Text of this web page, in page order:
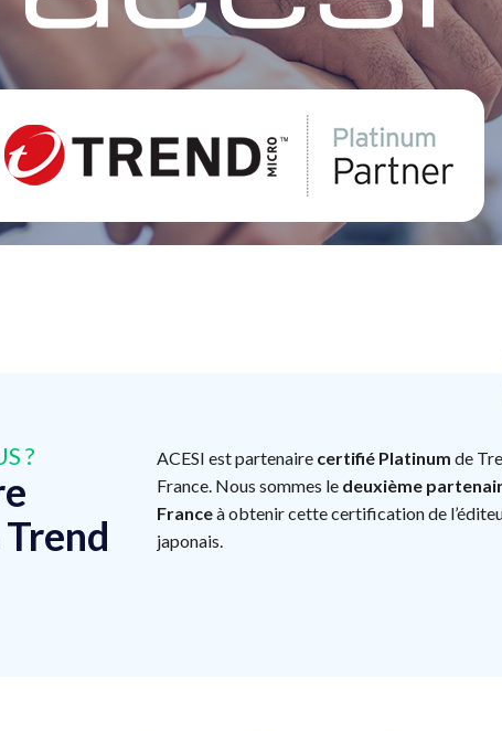
? ACESI est partenaire certifié Platinum de
France. Nous sommes le deuxième
Franceà obtenir cette certification de
japonais.